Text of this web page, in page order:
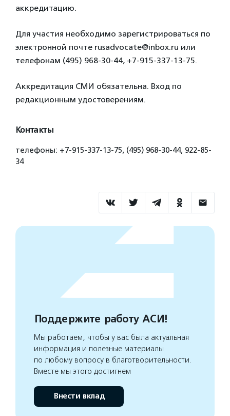
аккредитацию.
Для участия необходимо зарегистрироваться по
электронной почте rusadvocate@inbox.ru или
телефонам (495) 968-30-44, +7-915-337-13-75.
Аккредитация СМИ обязательна. Вход по
редакционным удостоверениям.
Контакты
телефоны: +7-915-337-13-75, (495) 968-30-44, 922-85-
34
Поддержите работу АСИ!
Мы работаем, чтобы у вас была актуальная
информация и полезные материалы
по любому вопросу в благотворительности.
Вместе мы этого достигнем
Внести вклад